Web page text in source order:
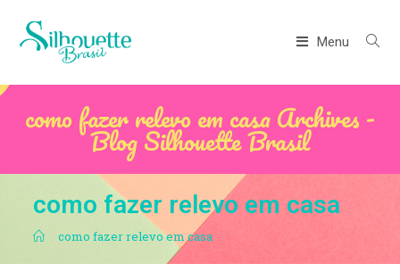
Menu
como fazer relevo em casa Archives -
Blog Silhouette Brasil
como fazer relevo em casa
. como fazer relevo em casa